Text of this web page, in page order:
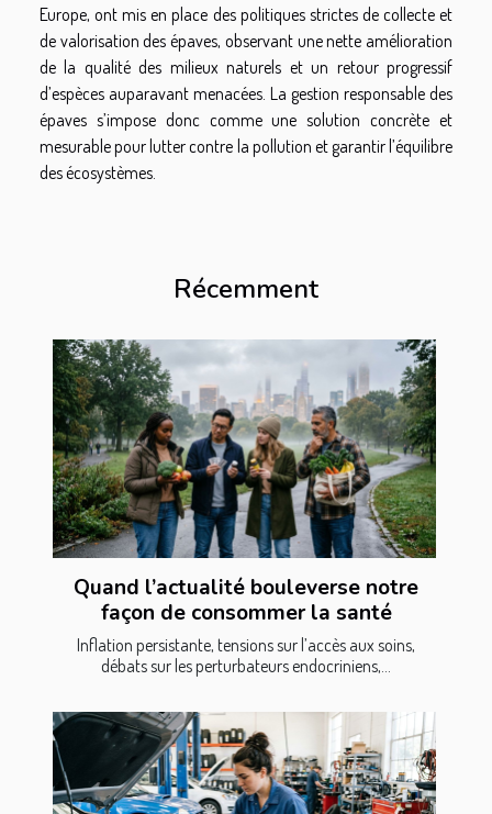
Europe, ont mis en place des politiques strictes de collecte et
de valorisation des épaves, observant une nette amélioration
de la qualité des milieux naturels et un retour progressif
d’espèces auparavant menacées. La gestion responsable des
épaves s’impose donc comme une solution concrète et
mesurable pour lutter contre la pollution et garantir l’équilibre
des écosystèmes.
Récemment
Quand l’actualité bouleverse notre
façon de consommer la santé
Inflation persistante, tensions sur l’accès aux soins,
débats sur les perturbateurs endocriniens,...